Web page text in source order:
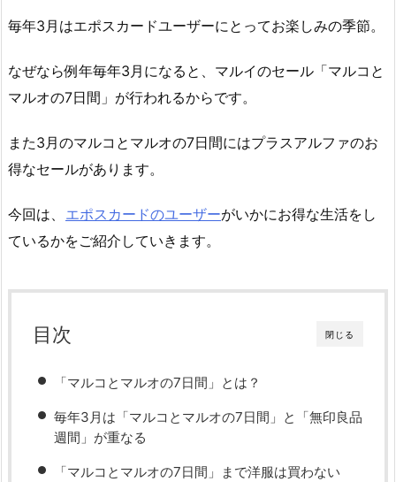
毎年3月はエポスカードユーザーにとってお楽しみの季節。
なぜなら例年毎年3月になると、マルイのセール「マルコと
マルオの7日間」が行われるからです。
また3月のマルコとマルオの7日間にはプラスアルファのお
得なセールがあります。
今回は、 エポスカードのユーザーがいかにお得な生活をし
ているかをご紹介していきます。
閉じる
目次
「マルコとマルオの7日間」とは？
毎年3月は「マルコとマルオの7日間」と「無印良品
週間」が重なる
「マルコとマルオの7日間」まで洋服は買わない